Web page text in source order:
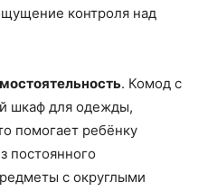
контроля над
. Комод с
шкаф для одежды,
помогает ребёнку
постоянного
с округлыми